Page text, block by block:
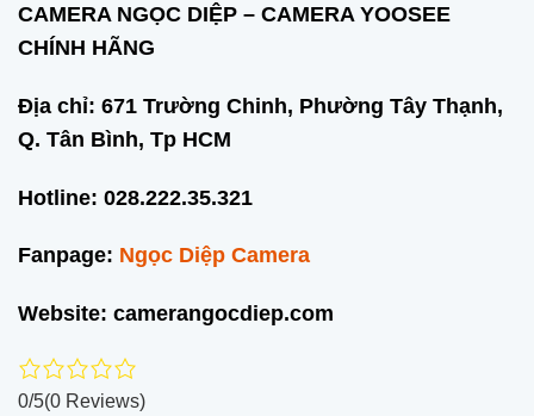
CAMERA NGỌC DIỆP – CAMERA YOOSEE
CHÍNH HÃNG
Địa chỉ: 671 Trường Chinh, Phường Tây Thạnh,
Q. Tân Bình, Tp HCM
Hotline: 028.222.35.321
Fanpage: Ngọc Diệp Camera
Website: camerangocdiep.com
0/5(0 Reviews)